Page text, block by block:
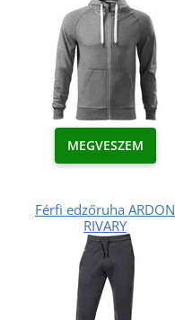
MEGVESZEM
Férfi edzőruha ARDON
RIVARY